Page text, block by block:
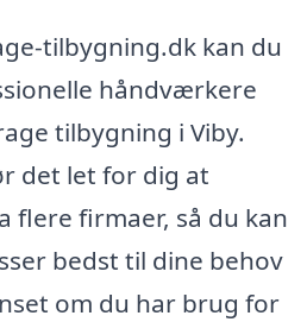
tilbygning.dk kan du
håndværkere
tilbygning i Viby.
det let for dig at
flere firmaer, så du kan
bedst til dine behov
om du har brug for